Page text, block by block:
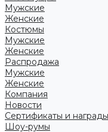
Мужские
Женские
Костюмы
Мужские
Женские
Распродажа
Мужские
Женские
Компания
Новости
Сертификаты и награды
Шоу-румы